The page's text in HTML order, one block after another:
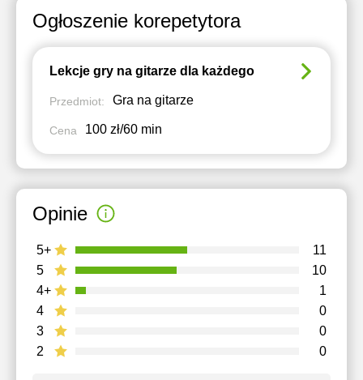
Ogłoszenie korepetytora
Lekcje gry na gitarze dla każdego
Przedmiot: Gra na gitarze
Cena 100 zł/60 min
Opinie
2 0
3 0
4 0
4+ 1
5 10
5+ 11